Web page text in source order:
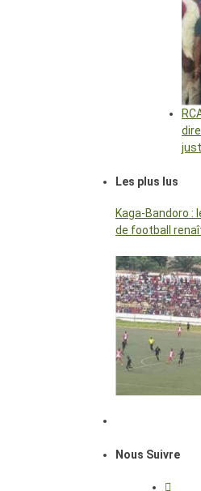
Les plus lus
Kaga-Bandoro :
de football
Nous Suivre